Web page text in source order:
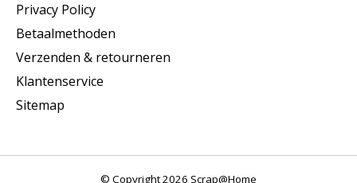
Privacy Policy
Betaalmethoden
Verzenden & retourneren
Klantenservice
Sitemap
© Copyright 2026 Scrap@Home